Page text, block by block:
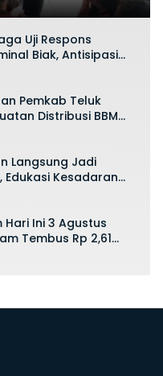
Uji Respons
Biak, Antisipasi
Tumpahan BBM
Pemkab Teluk
Distribusi BBM
Langsung Jadi
Edukasi Kesadaran
Ini 3 Agustus
Tembus Rp 2,61